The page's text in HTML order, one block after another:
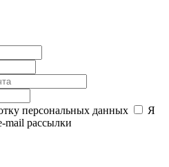
персональных данных
Я
mail рассылки